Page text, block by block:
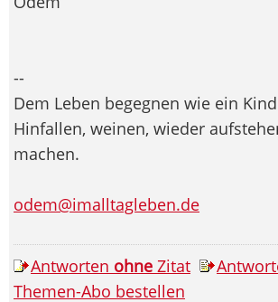
--
Dem Leben begegnen wie ein
Hinfallen, weinen, wieder
machen.
odem@imalltagleben.de
Antworten ohne Zitat
Themen-Abo bestellen